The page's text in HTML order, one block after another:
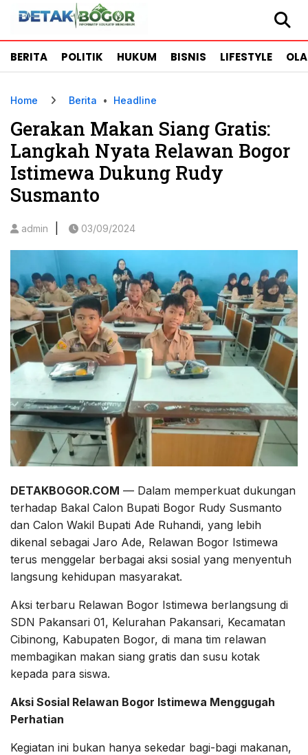
BERITA POLITIK HUKUM BISNIS LIFESTYLE
Home Berita • Headline
Gerakan Makan Siang Gratis:
Langkah Nyata Relawan Bogor
Istimewa Dukung Rudy
Susmanto
admin 03/09/2024
DETAKBOGOR.COM — Dalam memperkuat dukungan
terhadap Bakal Calon Bupati Bogor Rudy Susmanto
dan Calon Wakil Bupati Ade Ruhandi, yang lebih
dikenal sebagai Jaro Ade, Relawan Bogor Istimewa
terus menggelar berbagai aksi sosial yang menyentuh
langsung kehidupan masyarakat.
Aksi terbaru Relawan Bogor Istimewa berlangsung di
SDN Pakansari 01, Kelurahan Pakansari, Kecamatan
Cibinong, Kabupaten Bogor, di mana tim relawan
membagikan makan siang gratis dan susu kotak
kepada para siswa.
Aksi Sosial Relawan Bogor Istimewa Menggugah
Perhatian
Kegiatan ini bukan hanya sekedar bagi-bagi makanan,